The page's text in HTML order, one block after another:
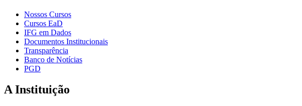
Nossos Cursos
Cursos EaD
IFG em Dados
Documentos Institucionais
Transparência
Banco de Notícias
PGD
A Instituição